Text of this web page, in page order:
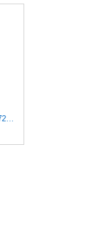
NGK New Standard Spark Plug BPR4ES, 7222 Set of 4 Spark Plugs